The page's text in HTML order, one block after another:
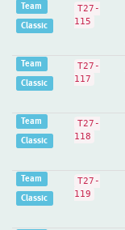
Team
Classic
T27-
115
Team
Classic
T27-
117
Team
Classic
T27-
118
Team
Classic
T27-
119